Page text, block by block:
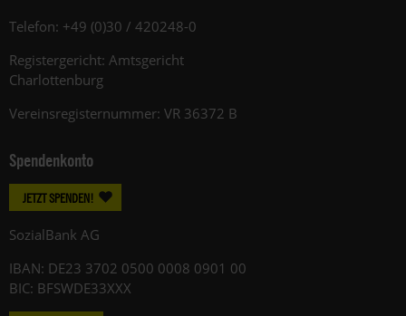
Telefon: +49 (0)30 / 420248-0
Registergericht: Amtsgericht
Charlottenburg
Vereinsregisternummer: VR 36372 B
Spendenkonto
JETZT SPENDEN!
SozialBank AG
IBAN: DE23 3702 0500 0008 0901 00
BIC: BFSWDE33XXX